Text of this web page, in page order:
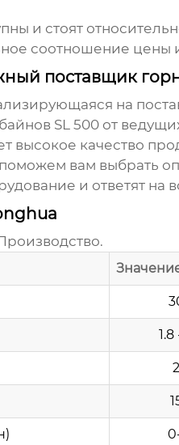
и стоят
соотношение цены
поставщик
на
SL 500от
высокое качество
вам выбрать
и ответят на
.
1.8